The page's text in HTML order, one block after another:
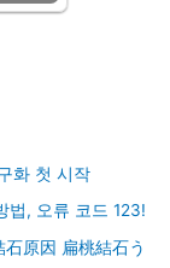
화 첫 시작
법, 오류 코드 123!
原因 扁桃結石う